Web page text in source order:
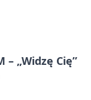
– „Widzę Cię”